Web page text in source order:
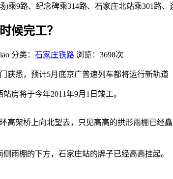
)乘9路、纪念碑乘314路、石家庄北站乘301路
候完工？
分类： 石家庄铁路 浏览：3698次
获悉，预计5月底京广普速列车都将运行新轨
房将于今年2011年9月1日竣工。
高架桥上向北望去，只见高高的拱形雨棚已
棚的下方，石家庄站的牌子已经高高挂起。